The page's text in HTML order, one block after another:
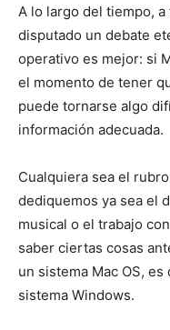
A lo largo del tiempo,
disputado un debate
operativo es mejor: si
el momento de tener
puede tornarse algo
información adecuada.
Cualquiera sea el
dediquemos ya sea el
musical o el trabajo
saber ciertas cosas
un sistema Mac OS,
sistema Windows.